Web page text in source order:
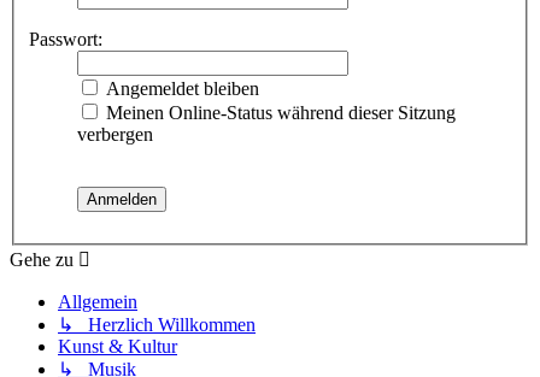
Passwort:
Angemeldet bleiben
Meinen Online-Status während dieser Sitzung
verbergen
Gehe zu
Allgemein
↳ Herzlich Willkommen
Kunst & Kultur
↳ Musik